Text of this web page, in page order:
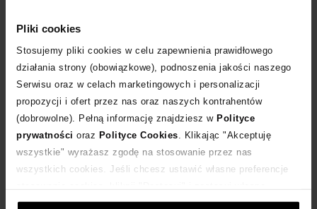
Pliki cookies
Stosujemy pliki cookies w celu zapewnienia prawidłowego
działania strony (obowiązkowe), podnoszenia jakości naszego
Serwisu oraz w celach marketingowych i personalizacji
propozycji i ofert przez nas oraz naszych kontrahentów
(dobrowolne). Pełną informację znajdziesz w Polityce
prywatności oraz Polityce Cookies . Klikając "Akceptuję
wszystkie" wyrażasz zgodę na stosowanie przez nas
wszystkich cookies. Jeśli chcesz ustawić własne preferencje
ustawienia prywatności.
Nowość
PET EMPIRE
Niebieska sofa dla psa Royal
Nowość
PET EMPIRE
Brązowa sofa dla psa Royal